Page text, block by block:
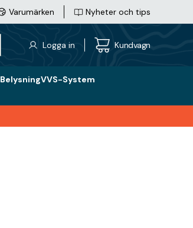
Varumärken Nyheter och tips
Logga in Kundvagn
BelysningVVS-System